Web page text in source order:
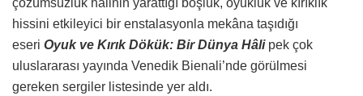
hissini etkileyici bir enstalasyonla mekâna taşıdığı
eseri Oyuk ve Kırık Dökük: Bir Dünya Hâli pek çok
uluslararası yayında Venedik Bienali’nde görülmesi
gereken sergiler listesinde yer aldı.